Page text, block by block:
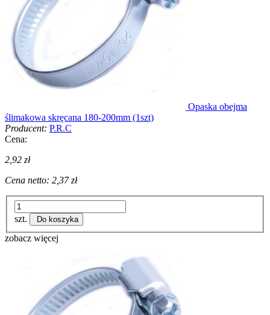
Opaska obejma
ślimakowa skręcana 180-200mm (1szt)
Producent: P.R.C
Cena:
2,92 zł
Cena netto: 2,37 zł
szt. Do koszyka
zobacz więcej